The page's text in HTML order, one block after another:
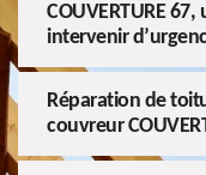
COUVERTURE
intervenir
Réparation de
couvreur